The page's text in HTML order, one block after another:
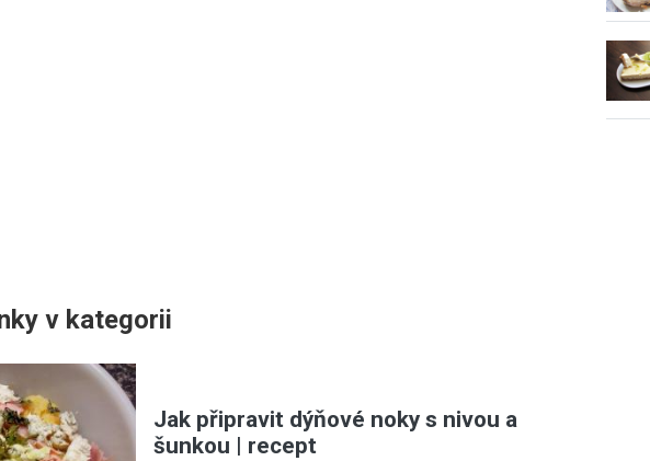
v kategorii
Jak připravit dýňové noky s nivou a
šunkou | recept